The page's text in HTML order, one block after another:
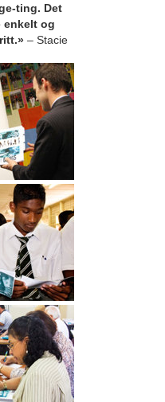
ting. Det
enkelt og
– Stacie